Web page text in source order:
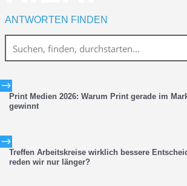
ANTWORTEN FINDEN
$
Print Medien 2026: Warum Print gerade im
gewinnt
$
Treffen Arbeitskreise wirklich bessere
reden wir nur länger?